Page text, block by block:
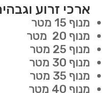
ארכי זרוע
מנוף 15 מטר
מנוף 20 מטר
מנוף 25 מטר
מנוף 30 מטר
מנוף 35 מטר
מנוף 40 מטר